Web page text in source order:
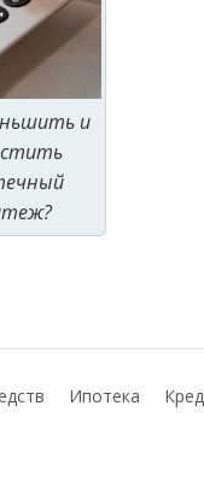
и
Ипотека